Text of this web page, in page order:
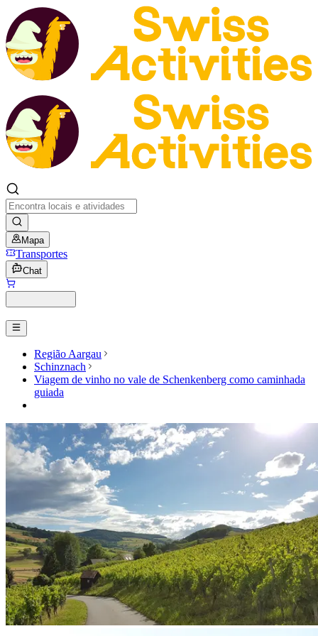
Mapa
Transportes
Chat
Região Aargau
Schinznach
Viagem de vinho no vale de Schenkenberg como caminhada
guiada